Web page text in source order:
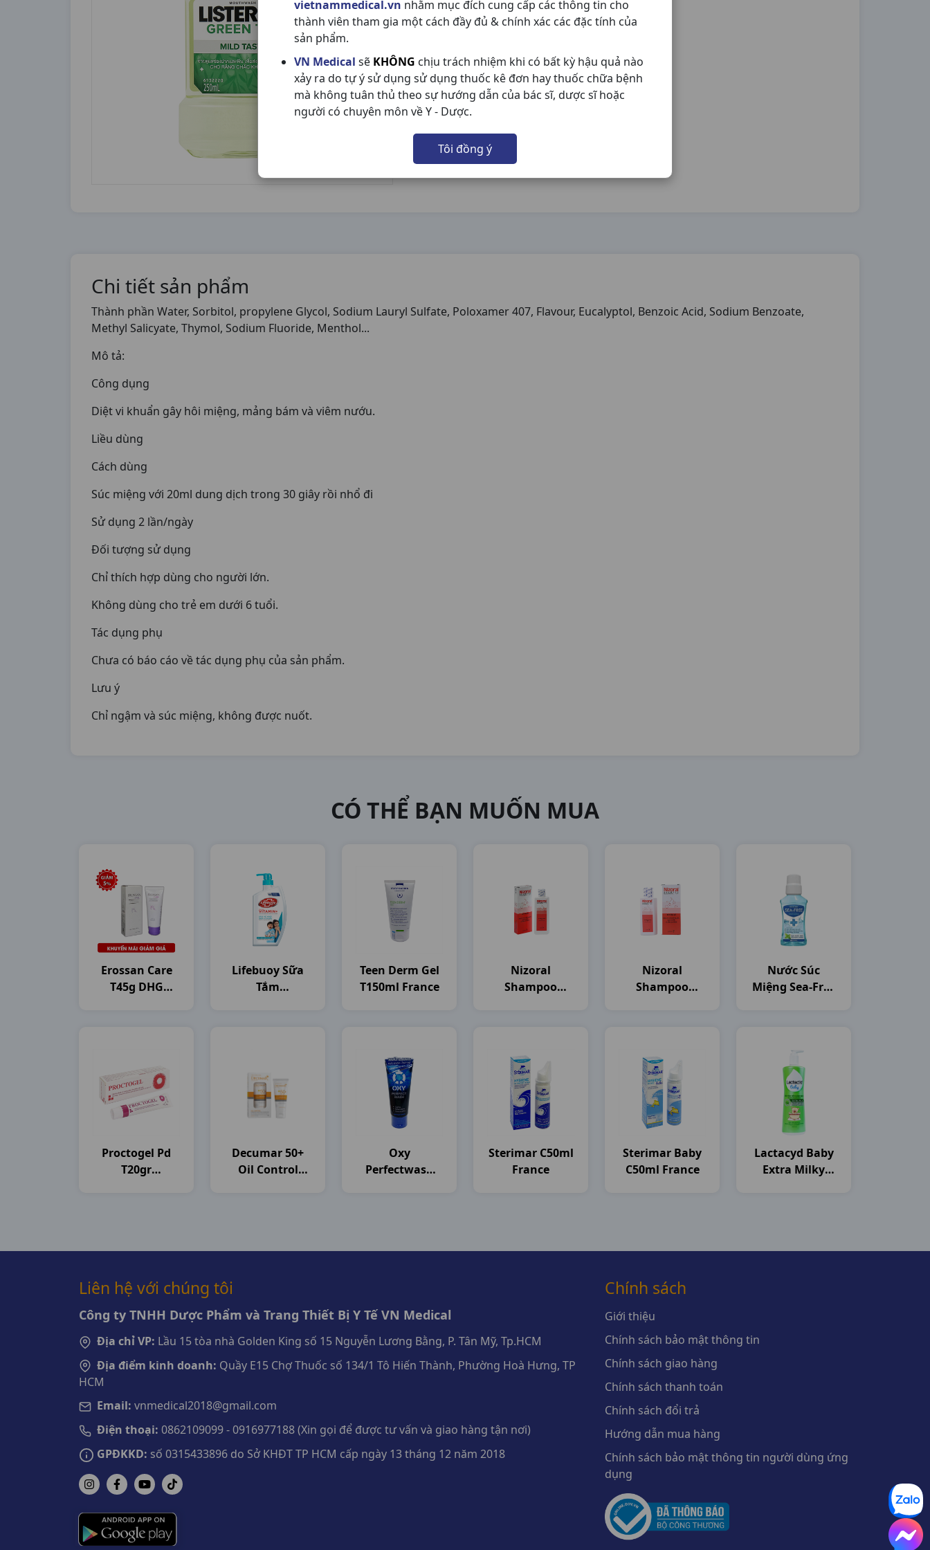
vietnammedical.vn nhằm mục đích cung cấp các thông tin cho
thành viên tham gia một cách đầy đủ & chính xác các đặc tính của
sản phẩm.
VN Medical sẽ KHÔNG chịu trách nhiệm khi có bất kỳ hậu quả nào
xảy ra do tự ý sử dụng sử dụng thuốc kê đơn hay thuốc chữa bệnh
mà không tuân thủ theo sự hướng dẫn của bác sĩ, dược sĩ hoặc
người có chuyên môn về Y - Dược.
Tôi đồng ý
Chi tiết sản phẩm
Thành phần Water, Sorbitol, propylene Glycol, Sodium Lauryl Sulfate, Poloxamer 407, Flavour, Eucalyptol, Benzoic Acid, Sodium Benzoate,
Methyl Salicyate, Thymol, Sodium Fluoride, Menthol...
Mô tả:
Công dụng
Diệt vi khuẩn gây hôi miệng, mảng bám và viêm nướu.
Liều dùng
Cách dùng
Súc miệng với 20ml dung dịch trong 30 giây rồi nhổ đi
Sử dụng 2 lần/ngày
Đối tượng sử dụng
Chỉ thích hợp dùng cho người lớn.
Không dùng cho trẻ em dưới 6 tuổi.
Tác dụng phụ
Chưa có báo cáo về tác dụng phụ của sản phẩm.
Lưu ý
Chỉ ngậm và súc miệng, không được nuốt.
CÓ THỂ BẠN MUỐN MUA
Erossan Care
T45g DHG
Lifebuoy Sữa
Tắm
Teen Derm Gel
T150ml France
Nizoral
Shampoo
Nizoral
Shampoo
Nước Súc
Miệng Sea-Free
Proctogel Pd
T20gr
Decumar 50+
Oil Control
Oxy
Perfectwash
Sterimar C50ml
France
Sterimar Baby
C50ml France
Lactacyd Baby
Extra Milky
Liên hệ với chúng tôi
Công ty TNHH Dược Phẩm và Trang Thiết Bị Y Tế VN Medical
Địa chỉ VP: Lầu 15 tòa nhà Golden King số 15 Nguyễn Lương Bằng, P. Tân Mỹ, Tp.HCM
Địa điểm kinh doanh: Quầy E15 Chợ Thuốc số 134/1 Tô Hiến Thành, Phường Hoà Hưng, TP
HCM
Email: vnmedical2018@gmail.com
Điện thoại: 0862109099 - 0916977188 (Xin gọi để được tư vấn và giao hàng tận nơi)
GPĐKKD: số 0315433896 do Sở KHĐT TP HCM cấp ngày 13 tháng 12 năm 2018
Chính sách
Giới thiệu
Chính sách bảo mật thông tin
Chính sách giao hàng
Chính sách thanh toán
Chính sách đổi trả
Hướng dẫn mua hàng
Chính sách bảo mật thông tin người dùng ứng
dụng